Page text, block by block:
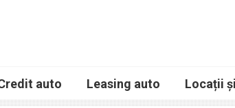
auto Leasing auto Locații